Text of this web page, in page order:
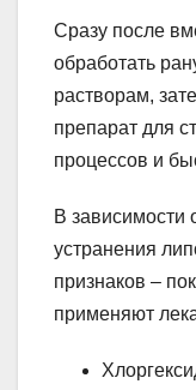
Сразу после
обработать
растворам,
препарат для
процессов и
В зависимости
устранения
признаков –
применяют